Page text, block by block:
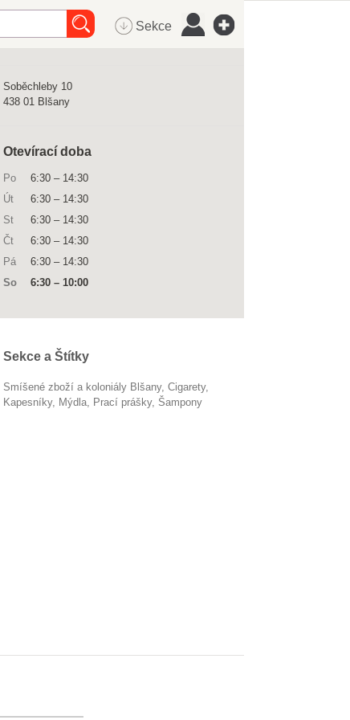
Sekce
Soběchleby 10
438 01 Blšany
Otevírací doba
Po 6:30 – 14:30
Út
6:30 – 14:30
St
6:30 – 14:30
Čt
6:30 – 14:30
Pá
6:30 – 14:30
So
6:30 – 10:00
Sekce a Štítky
Smíšené zboží a koloniály Blšany
cigarety
kapesníky
mýdla prací prášky šampony